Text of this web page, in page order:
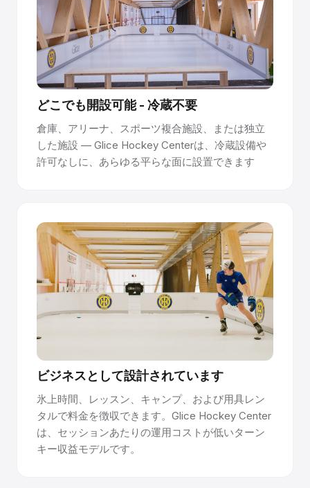
どこでも開設可能 - 冷蔵不要
倉庫、アリーナ、スポーツ複合施設、または独立
した施設 — Glice Hockey Centerは、冷蔵設備や
許可なしに、あらゆる平らな面に設置できます
ビジネスとして設計されています
氷上時間、レッスン、キャンプ、および用具レン
タルで料金を徴収できます。Glice Hockey Center
は、セッションあたりの運用コストが低いターン
キー収益モデルです。